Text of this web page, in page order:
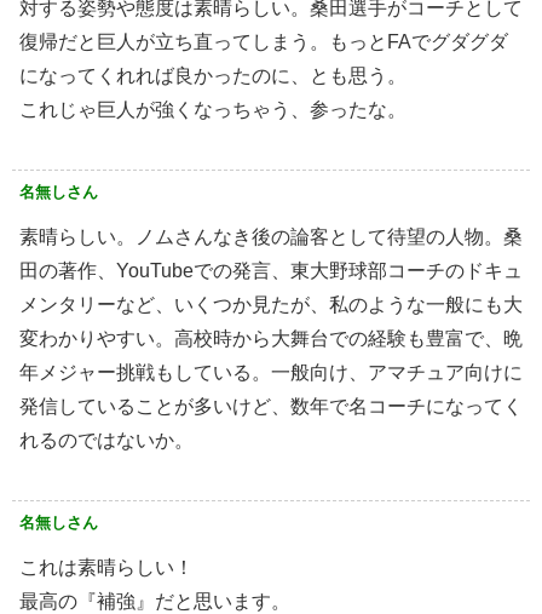
対する姿勢や態度は素晴らしい。桑田選手がコーチとして
復帰だと巨人が立ち直ってしまう。もっとFAでグダグダ
になってくれれば良かったのに、とも思う。
これじゃ巨人が強くなっちゃう、参ったな。
名無しさん
素晴らしい。ノムさんなき後の論客として待望の人物。桑
田の著作、YouTubeでの発言、東大野球部コーチのドキュ
メンタリーなど、いくつか見たが、私のような一般にも大
変わかりやすい。高校時から大舞台での経験も豊富で、晩
年メジャー挑戦もしている。一般向け、アマチュア向けに
発信していることが多いけど、数年で名コーチになってく
れるのではないか。
名無しさん
これは素晴らしい！
最高の『補強』だと思います。